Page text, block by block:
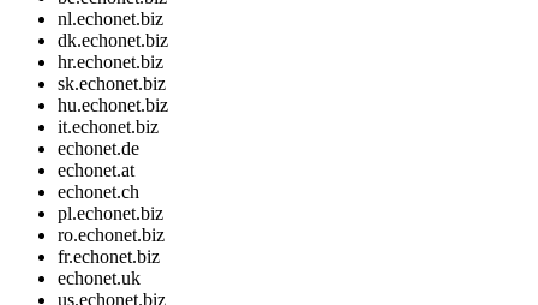
nl.echonet.biz
dk.echonet.biz
hr.echonet.biz
sk.echonet.biz
hu.echonet.biz
it.echonet.biz
echonet.de
echonet.at
echonet.ch
pl.echonet.biz
ro.echonet.biz
fr.echonet.biz
echonet.uk
us.echonet.biz